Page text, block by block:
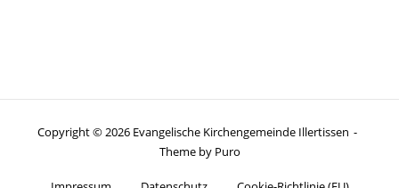
Copyright © 2026 Evangelische Kirchengemeinde Illertissen
Theme by Puro